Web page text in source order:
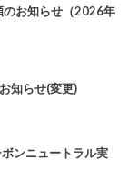
のお知らせ（2026年
知らせ(変更)
ンニュートラル実